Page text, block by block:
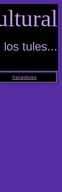
los tules...
hacedores